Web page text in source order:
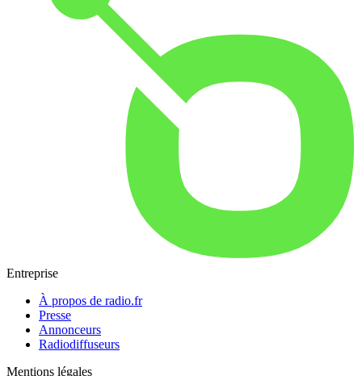
Entreprise
À propos de radio.fr
Presse
Annonceurs
Radiodiffuseurs
Mentions légales